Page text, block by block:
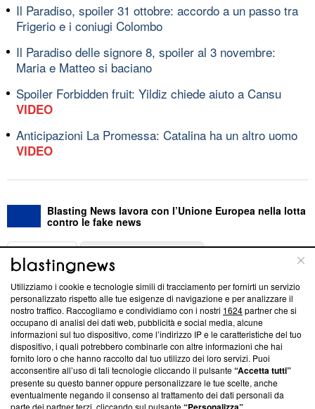
Il Paradiso, spoiler 31 ottobre: accordo a un passo tra
Frigerio e i coniugi Colombo
Il Paradiso delle signore 8, spoiler al 3 novembre:
Maria e Matteo si baciano
Spoiler Forbidden fruit: Yildiz chiede aiuto a Cansu
VIDEO
Anticipazioni La Promessa: Catalina ha un altro uomo
VIDEO
Blasting News lavora con l’Unione Europea nella lotta
contro le fake news
ABOUT
Questa sezione offre informazioni trasparenti su Blasting
News, sui nostri processi editoriali e su come ci impegniamo a
creare news di qualità. Inoltre, afferma la nostra aderenza a
‘Trust Project - News with Integrity’Blasting News non è
ancora membro del programma, ma ha richiesto di farne
parte; Trust Project non ha ancora effettuato una verifica di
conformità agli standard.
Utilizziamo i cookie e tecnologie simili di tracciamento per fornirti un servizio
personalizzato rispetto alle tue esigenze di navigazione e per analizzare il
nostro traffico. Raccogliamo e condividiamo con i nostri 1624partner che si
occupano di analisi dei dati web, pubblicità e social media, alcune
informazioni sul tuo dispositivo, come l’indirizzo IP e le caratteristiche del tuo
dispositivo, i quali potrebbero combinarle con altre informazioni che hai
fornito loro o che hanno raccolto dal tuo utilizzo dei loro servizi. Puoi
acconsentire all’uso di tali tecnologie cliccando il pulsante“Accetta tutti”
presente su questo banner oppure personalizzare le tue scelte, anche
eventualmente negando il consenso al trattamento dei dati personali da
parte dei partner terzi, cliccando sul pulsante